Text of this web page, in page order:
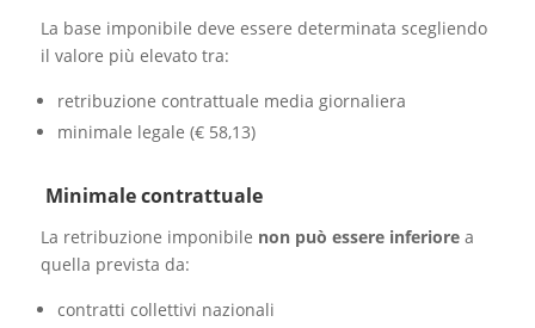
La base imponibile deve essere determinata scegliendo
il valore più elevato tra:
retribuzione contrattuale media giornaliera
minimale legale (€ 58,13)
Minimale contrattuale
La retribuzione imponibile non può essere inferiorea
quella prevista da:
contratti collettivi nazionali